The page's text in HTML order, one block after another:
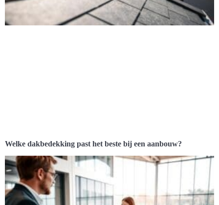
Welke dakbedekking past het beste bij een aanbouw?